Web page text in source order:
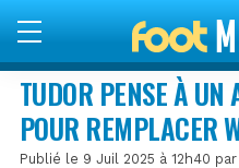
TUDOR PENSE À UN
POUR REMPLACER
Publié le 9 Juil 2025 à 12h40 par